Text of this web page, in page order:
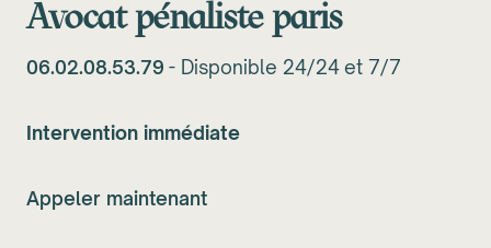
Avocat pénaliste paris
06.02.08.53.79 - Disponible 24/24 et 7/7
Intervention immédiate
Appeler maintenant